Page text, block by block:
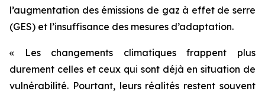
l’augmentation des émissions de gaz à effet de serre
(GES) et l’insuffisance des mesures d’adaptation.
« Les changements climatiques frappent plus
durement celles et ceux qui sont déjà en situation de
vulnérabilité. Pourtant, leurs réalités restent souvent